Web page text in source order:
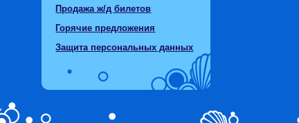
Продажа ж/д билетов
Горячие предложения
Защита персональных данных